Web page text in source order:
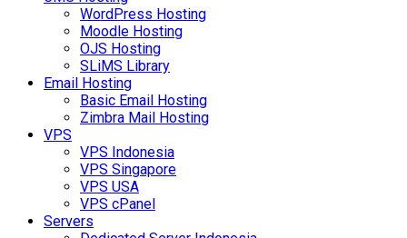
WordPress Hosting
Moodle Hosting
OJS Hosting
SLiMS Library
Email Hosting
Basic Email Hosting
Zimbra Mail Hosting
VPS
VPS Indonesia
VPS Singapore
VPS USA
VPS cPanel
Servers